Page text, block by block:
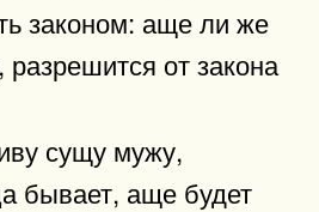
законом: аще ли же
от закона
сущу мужу,
бывает, аще будет